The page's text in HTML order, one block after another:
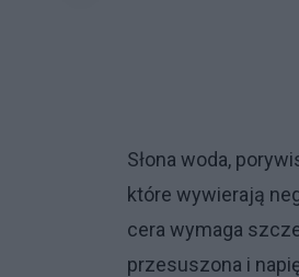
Słona woda,
które wywierają
cera wymaga
przesuszona i